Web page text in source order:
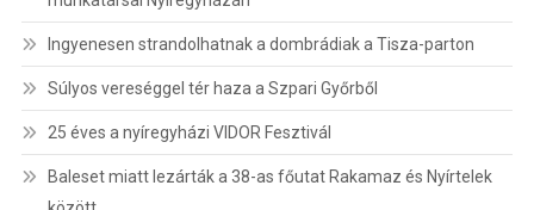
Ingyenesen strandolhatnak a dombrádiak a Tisza-parton
Súlyos vereséggel tér haza a Szpari Győrből
25 éves a nyíregyházi VIDOR Fesztivál
Baleset miatt lezárták a 38-as főutat Rakamaz és Nyírtelek